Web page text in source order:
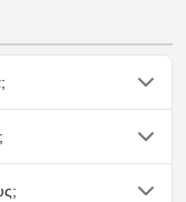
πισίνες που
κατηγορίες: